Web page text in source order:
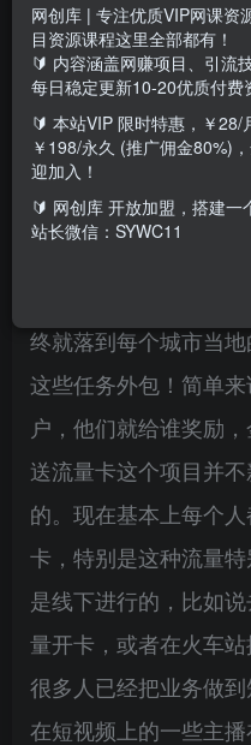
这个项目是什么？
移动、电信、联通，
增量都是有绩效考核
终就落到每个城市当
这些任务外包！简单
户，他们就给谁奖励
送流量卡这个项目并
的。现在基本上每个
卡，特别是这种流量
是线下进行的，比如
量开卡，或者在火车
很多人已经把业务做
在短视频上的一些主
网创库 | 专注优质VIP网课资
目资源课程这里全部都有！
🔰 内容涵盖网赚项目、引流
每日稳定更新10-20优质付费
🔰 本站VIP 限时特惠，￥28/
￥198/永久 (推广佣金80%)
迎加入！
🔰 网创库 开放加盟，搭建一
站长微信：SYWC11